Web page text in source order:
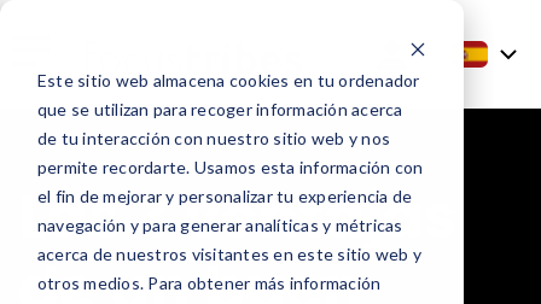
Este sitio web almacena cookies en tu ordenador
que se utilizan para recoger información acerca
de tu interacción con nuestro sitio web y nos
permite recordarte. Usamos esta información con
el fin de mejorar y personalizar tu experiencia de
navegación y para generar analíticas y métricas
acerca de nuestros visitantes en este sitio web y
otros medios. Para obtener más información
Las 3 ventajas